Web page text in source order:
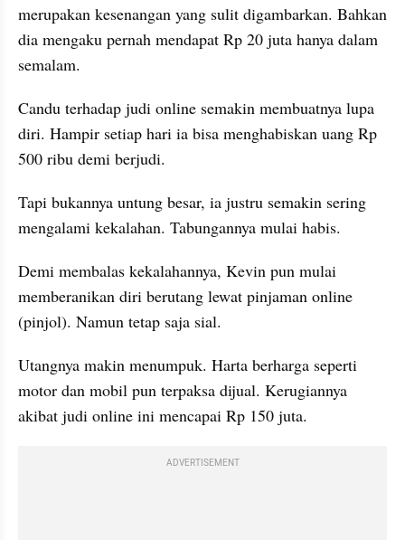
merupakan kesenangan yang sulit digambarkan. Bahkan
dia mengaku pernah mendapat Rp 20 juta hanya dalam
semalam.
Candu terhadap judi online semakin membuatnya lupa
diri. Hampir setiap hari ia bisa menghabiskan uang Rp
500 ribu demi berjudi.
Tapi bukannya untung besar, ia justru semakin sering
mengalami kekalahan. Tabungannya mulai habis.
Demi membalas kekalahannya, Kevin pun mulai
memberanikan diri berutang lewat pinjaman online
(pinjol). Namun tetap saja sial.
Utangnya makin menumpuk. Harta berharga seperti
motor dan mobil pun terpaksa dijual. Kerugiannya
akibat judi online ini mencapai Rp 150 juta.
ADVERTISEMENT